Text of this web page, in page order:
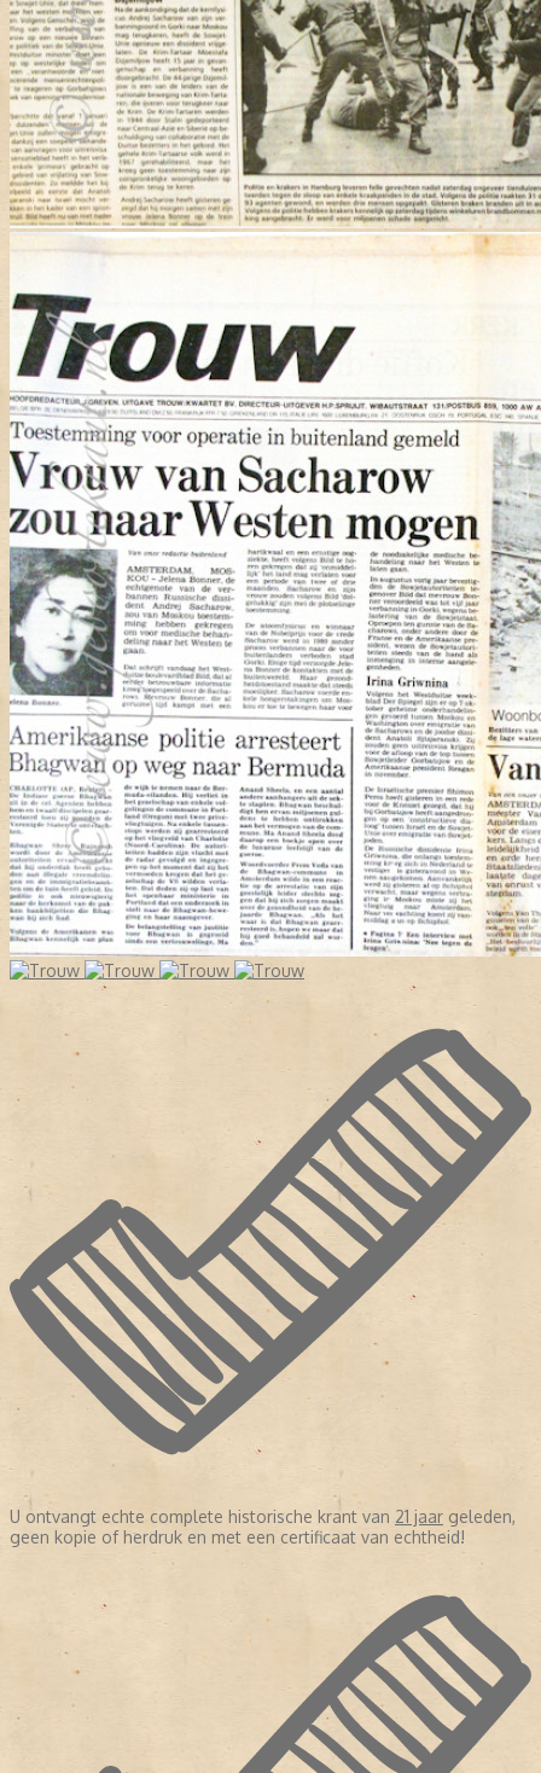
U ontvangt echte complete historische krant van 21 jaar geleden,
geen kopie of herdruk en met een certificaat van echtheid!